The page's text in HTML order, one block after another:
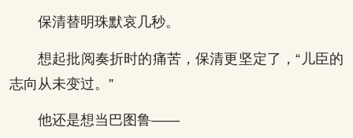
保清替明珠默哀几秒。
想起批阅奏折时的痛苦，保清更坚定了，“儿臣的
志向从未变过。”
他还是想当巴图鲁——